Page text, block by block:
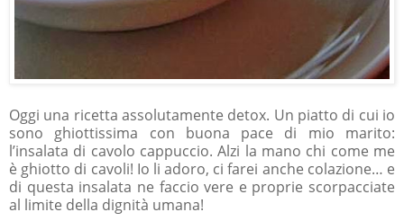
Oggi una ricetta assolutamente detox. Un piatto di cui io
sono ghiottissima con buona pace di mio marito:
l’insalata di cavolo cappuccio. Alzi la mano chi come me
è ghiotto di cavoli! Io li adoro, ci farei anche colazione… e
di questa insalata ne faccio vere e proprie scorpacciate
al limite della dignità umana!